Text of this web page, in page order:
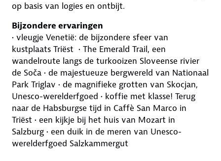
op basis van logies en ontbijt.
Bijzondere ervaringen
• vleugje Venetië: de bijzondere sfeer van
kustplaats Triëst • The Emerald Trail, een
wandelroute langs de turkooizen Sloveense rivier
de Soča • de majestueuze bergwereld van Nationaal
Park Triglav • de magnifieke grotten van Skocjan,
Unesco-werelderfgoed • koffie met klasse! Terug
naar de Habsburgse tijd in Caffè San Marco in
Triëst • een kijkje bij het huis van Mozart in
Salzburg • een duik in de meren van Unesco-
werelderfgoed Salzkammergut